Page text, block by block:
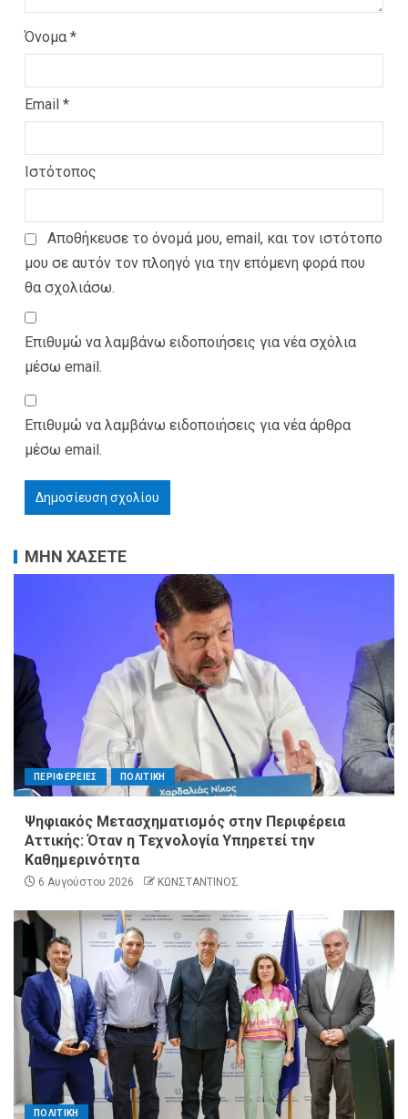
Όνομα *
Email *
Ιστότοπος
Αποθήκευσε το όνομά μου, email, και τον ιστότοπο
μου σε αυτόν τον πλοηγό για την επόμενη φορά που
θα σχολιάσω.
Επιθυμώ να λαμβάνω ειδοποιήσεις για νέα σχόλια
μέσω email.
Επιθυμώ να λαμβάνω ειδοποιήσεις για νέα άρθρα
μέσω email.
ΜΗΝ ΧΑΣΕΤΕ
ΠΕΡΙΦΕΡΕΙΕΣ ΠΟΛΙΤΙΚΗ
Ψηφιακός Μετασχηματισμός στην Περιφέρεια
Αττικής: Όταν η Τεχνολογία Υπηρετεί την
Καθημερινότητα
6 Αυγούστου 2026 ΚΩΝΣΤΑΝΤΙΝΟΣ
ΠΟΛΙΤΙΚΗ